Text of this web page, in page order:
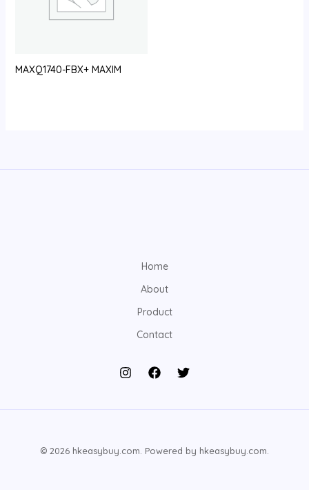
MAXQ1740-FBX+ MAXIM
Home
About
Product
Contact
© 2026 hkeasybuy.com. Powered by hkeasybuy.com.